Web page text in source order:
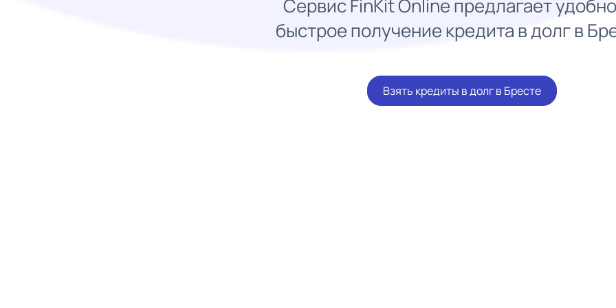
Сервис FinKit Online предлагает
быстрое получение кредита в долг в
Взять кредиты в долг в Бресте